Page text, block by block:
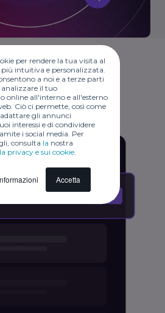
per rendere la tua visita al
intuitiva e personalizzata.
a noi e a terze parti
il tuo
online all'interno e all'esterno
Ciò ci permette, così come
gli annunci
interessi e di condividere
i social media. Per
consulta la nostra
privacy e sui cookie.
Accetta